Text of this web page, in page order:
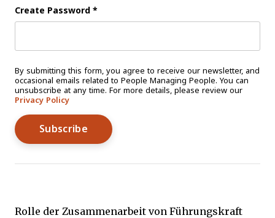
Create Password *
By submitting this form, you agree to receive our newsletter, and
occasional emails related to People Managing People. You can
unsubscribe at any time. For more details, please review our
Privacy Policy
Rolle der Zusammenarbeit von Führungskraft